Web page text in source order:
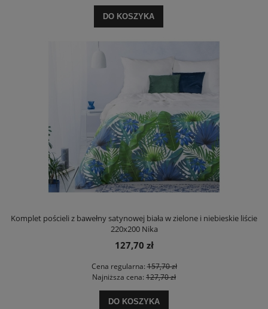
DO KOSZYKA
Komplet pościeli z bawełny satynowej biała w zielone i niebieskie liście
220x200 Nika
127,70 zł
Cena regularna:157,70 zł
Najniższa cena: 127,70 zł
DO KOSZYKA